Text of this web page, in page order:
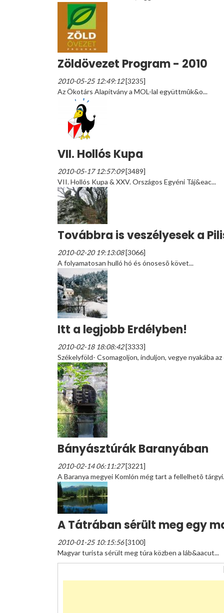
Zöldövezet Program - 2010
2010-05-25 12:49:12[3235]
Az Ökotárs Alapítvány a MOL-lal együttmûk&o...
VII. Hollós Kupa
2010-05-17 12:57:09[3489]
VII. Hollós Kupa & XXV. Országos Egyéni Táj&eac...
Továbbra is veszélyesek a
2010-02-20 19:13:08[3066]
A folyamatosan hulló hó és ónosesõ követ...
Itt a legjobb Erdélyben!
2010-02-18 18:08:42[3333]
Székelyföld- Csomagoljon, induljon, vegye nyakába az
Bányásztúrák Baranyában
2010-02-14 06:11:27[3221]
A Baranya megyei Komlón még tart a fellelhetõ
A Tátrában sérült meg egy
2010-01-25 10:15:56[3100]
Magyar turista sérült meg túra közben a láb&aacut...